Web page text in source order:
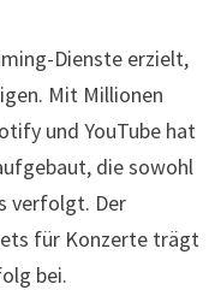
Dienste erzielt,
Mit Millionen
und YouTube hat
die sowohl
verfolgt. Der
für Konzerte trägt
bei.